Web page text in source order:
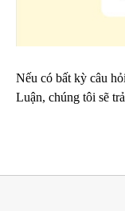
Nếu có bất kỳ câu
Luận, chúng tôi sẽ